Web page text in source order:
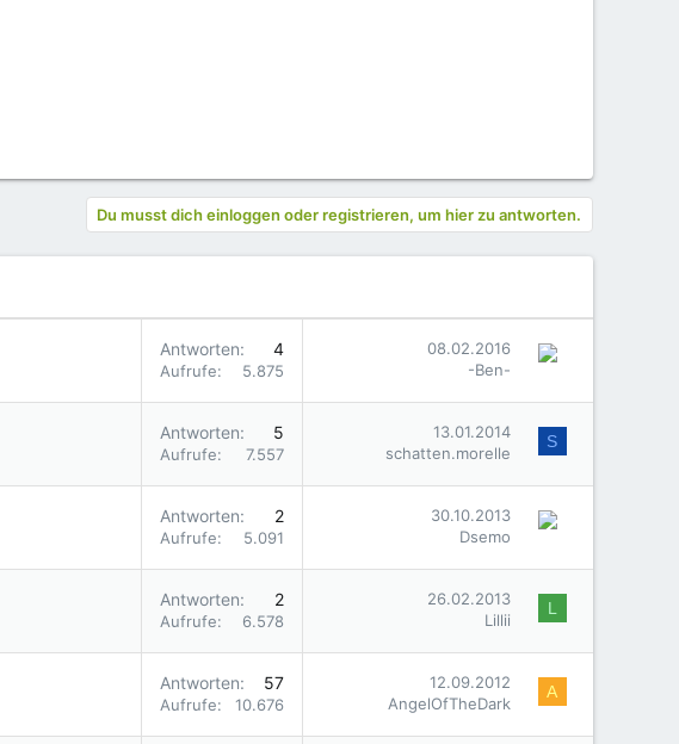
Du musst dich einloggen oder registrieren, um hier zu antworten.
Antworten 4
Aufrufe 5.875
08.02.2016
-Ben-
Antworten 5
Aufrufe 7.557
13.01.2014
schatten.morelle
S
Antworten 2
Aufrufe 5.091
30.10.2013
Dsemo
Antworten 2
Aufrufe 6.578
26.02.2013
Lillii
L
Antworten 57
Aufrufe 10.676
12.09.2012
AngelOfTheDark
A